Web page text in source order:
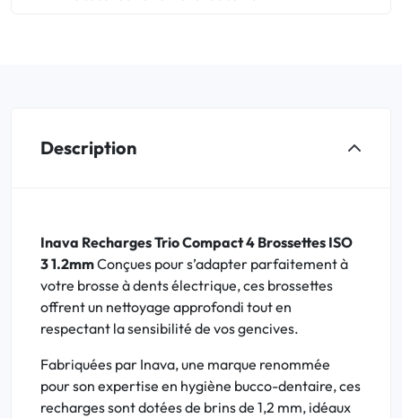
Description
Inava Recharges Trio Compact 4 Brossettes ISO
3 1.2mmConçues pour s’adapter parfaitement à
votre brosse à dents électrique, ces brossettes
offrent un nettoyage approfondi tout en
respectant la sensibilité de vos gencives.
Fabriquées par Inava, une marque renommée
pour son expertise en hygiène bucco-dentaire, ces
recharges sont dotées de brins de 1,2 mm, idéaux